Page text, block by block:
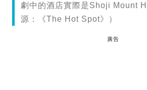
劇中的酒店實際是Shoji Mount
源：《The Hot Spot》）
廣告